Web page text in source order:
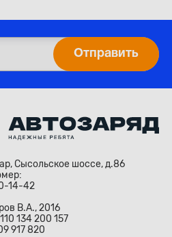
Сысольское шоссе, д.86
14-42
В.А., 2016
134 200 157
917 820